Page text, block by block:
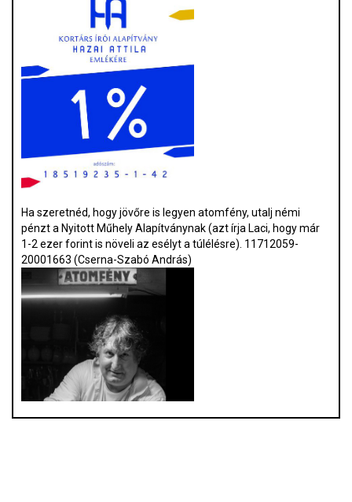
Ha szeretnéd, hogy jövőre is legyen atomfény, utalj némi
pénzt a Nyitott Műhely Alapítványnak (azt írja Laci, hogy már
1-2 ezer forint is növeli az esélyt a túlélésre). 11712059-
20001663 (Cserna-Szabó András)